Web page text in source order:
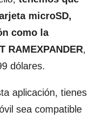
microSD,
como la
RAMEXPANDER,
dólares.
aplicación, tienes
sea compatible